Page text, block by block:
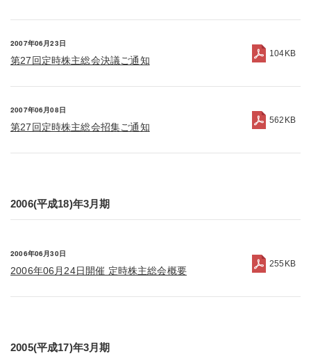
2007年06月23日
第27回定時株主総会決議ご通知
104KB
2007年06月08日
第27回定時株主総会招集ご通知
562KB
2006(平成18)年3月期
2006年06月30日
2006年06月24日開催 定時株主総会概要
255KB
2005(平成17)年3月期